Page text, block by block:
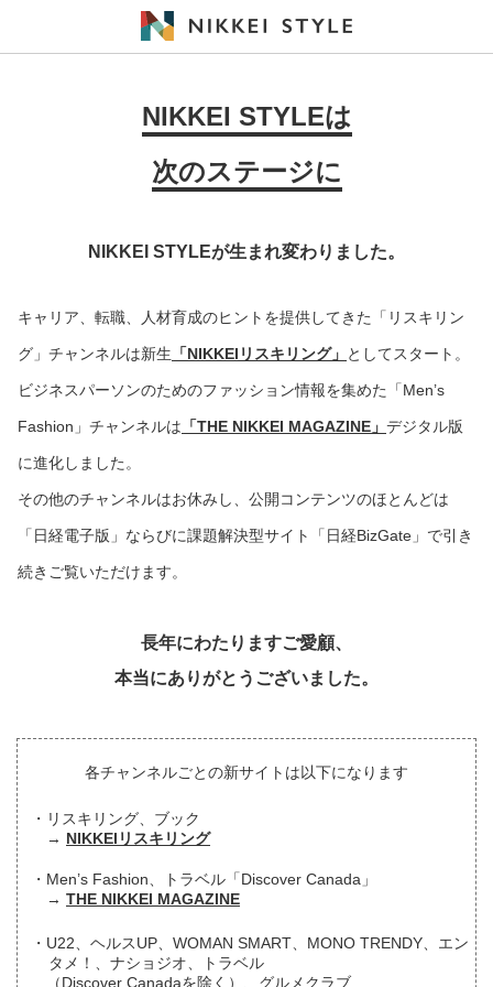
NIKKEI STYLEは
次のステージに
NIKKEI STYLEが生まれ変わりました。
キャリア、転職、人材育成のヒントを提供してきた「リスキリン
グ」チャンネルは新生 「NIKKEIリスキリング」 としてスタート。
ビジネスパーソンのためのファッション情報を集めた「Men’s
Fashion」チャンネルは 「THE NIKKEI MAGAZINE」 デジタル版
に進化しました。
その他のチャンネルはお休みし、公開コンテンツのほとんどは
「日経電子版」ならびに課題解決型サイト「日経BizGate」で引き
続きご覧いただけます。
長年にわたりますご愛顧、
本当にありがとうございました。
各チャンネルごとの新サイトは以下になります
リスキリング、ブック
NIKKEIリスキリング
Men’s Fashion、トラベル「Discover Canada」
THE NIKKEI MAGAZINE
U22、ヘルスUP、WOMAN SMART、MONO TRENDY、エン
タメ！、ナショジオ、トラベル
（Discover Canadaを除く）、グルメクラブ